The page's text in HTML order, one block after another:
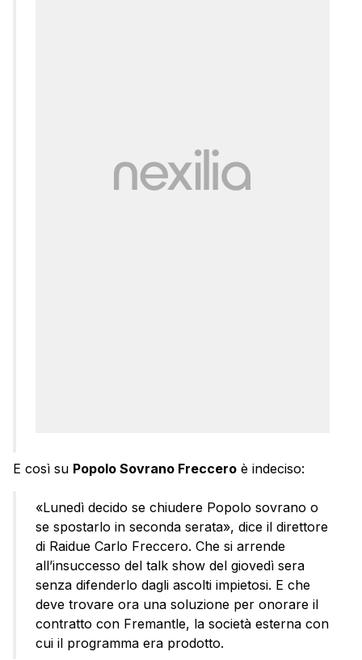
E così su Popolo Sovrano Freccero è indeciso:
«Lunedì decido se chiudere Popolo sovrano o
se spostarlo in seconda serata», dice il direttore
di Raidue Carlo Freccero. Che si arrende
all’insuccesso del talk show del giovedì sera
senza difenderlo dagli ascolti impietosi. E che
deve trovare ora una soluzione per onorare il
contratto con Fremantle, la società esterna con
cui il programma era prodotto.